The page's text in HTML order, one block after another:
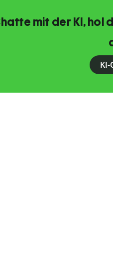
mit der KI, hol